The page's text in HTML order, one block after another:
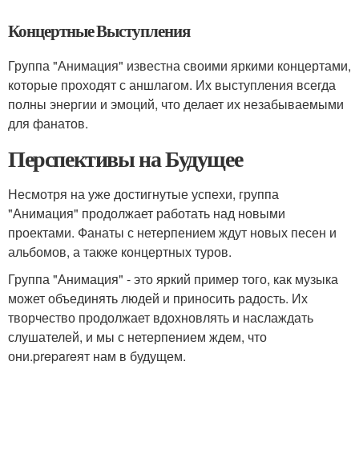
Концертные Выступления
Группа "Анимация" известна своими яркими концертами,
которые проходят с аншлагом. Их выступления всегда
полны энергии и эмоций, что делает их незабываемыми
для фанатов.
Перспективы на Будущее
Несмотря на уже достигнутые успехи, группа
"Анимация" продолжает работать над новыми
проектами. Фанаты с нетерпением ждут новых песен и
альбомов, а также концертных туров.
Группа "Анимация" - это яркий пример того, как музыка
может объединять людей и приносить радость. Их
творчество продолжает вдохновлять и наслаждать
слушателей, и мы с нетерпением ждем, что
они.prepareят нам в будущем.